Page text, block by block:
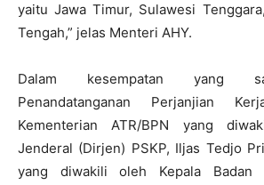
yaitu Jawa Timur, Sulawesi
Tengah,” jelas Menteri AHY.
Dalam kesempatan yang
Penandatanganan Perjanjian
Kementerian ATR/BPN yang
Jenderal (Dirjen) PSKP, Iljas Tedjo
yang diwakili oleh Kepala Badan